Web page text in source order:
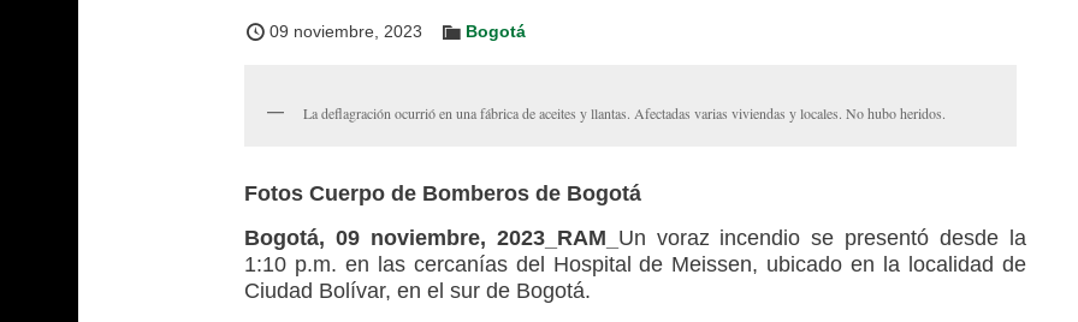
09 noviembre, 2023 Bogotá
La deflagración ocurrió en una fábrica de aceites y llantas. Afectadas varias viviendas y locales. No hubo heridos.
Fotos Cuerpo de Bomberos de Bogotá
Bogotá, 09 noviembre, 2023_RAM_ Un voraz incendio se presentó desde la
1:10 p.m. en las cercanías del Hospital de Meissen, ubicado en la localidad de
Ciudad Bolívar, en el sur de Bogotá.